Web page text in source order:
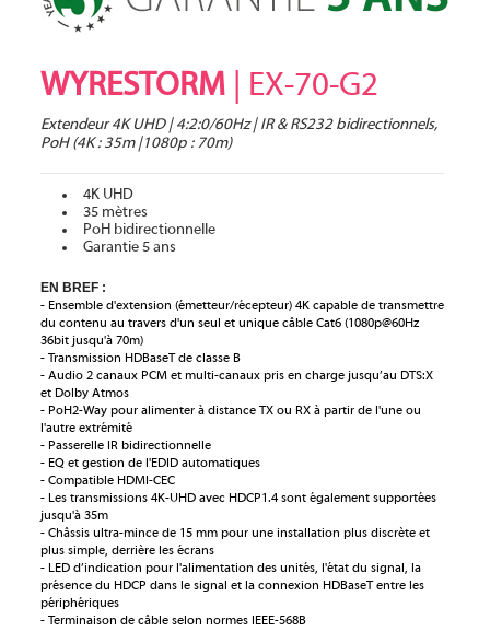
WYRESTORM | EX-70-G2
Extendeur 4K UHD | 4:2:0/60Hz | IR & RS232 bidirectionnels,
PoH (4K : 35m |1080p : 70m)
4K UHD
35 mètres
PoH bidirectionnelle
Garantie 5 ans
EN BREF :
- Ensemble d'extension (émetteur/récepteur) 4K capable de transmettre
du contenu au travers d'un seul et unique câble Cat6 (1080p@60Hz
36bit jusqu'à 70m)
- Transmission HDBaseT de classe B
- Audio 2 canaux PCM et multi-canaux pris en charge jusqu’au DTS:X
et Dolby Atmos
- PoH2-Way pour alimenter à distance TX ou RX à partir de l'une ou
l'autre extrémité
- Passerelle IR bidirectionnelle
- EQ et gestion de l'EDID automatiques
- Compatible HDMI-CEC
- Les transmissions 4K-UHD avec HDCP1.4 sont également supportées
jusqu'à 35m
- Châssis ultra-mince de 15 mm pour une installation plus discrète et
plus simple, derrière les écrans
- LED d’indication pour l'alimentation des unités, l'état du signal, la
présence du HDCP dans le signal et la connexion HDBaseT entre les
périphériques
- Terminaison de câble selon normes IEEE-568B